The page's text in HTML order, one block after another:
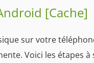
[Cache]
sur votre
Voici les étapes à